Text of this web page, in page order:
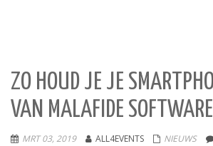
ZO HOUD JE JE
VAN MALAFIDE SOFTWARE
MRT 03, 2019 ALL4EVENTS NIEUWS